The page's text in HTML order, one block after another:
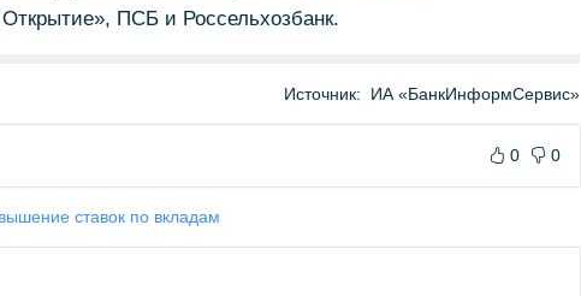
ПСБ и Россельхозбанк.
Источник: ИА «БанкИнформСервис»
0 0
ставок по вкладам